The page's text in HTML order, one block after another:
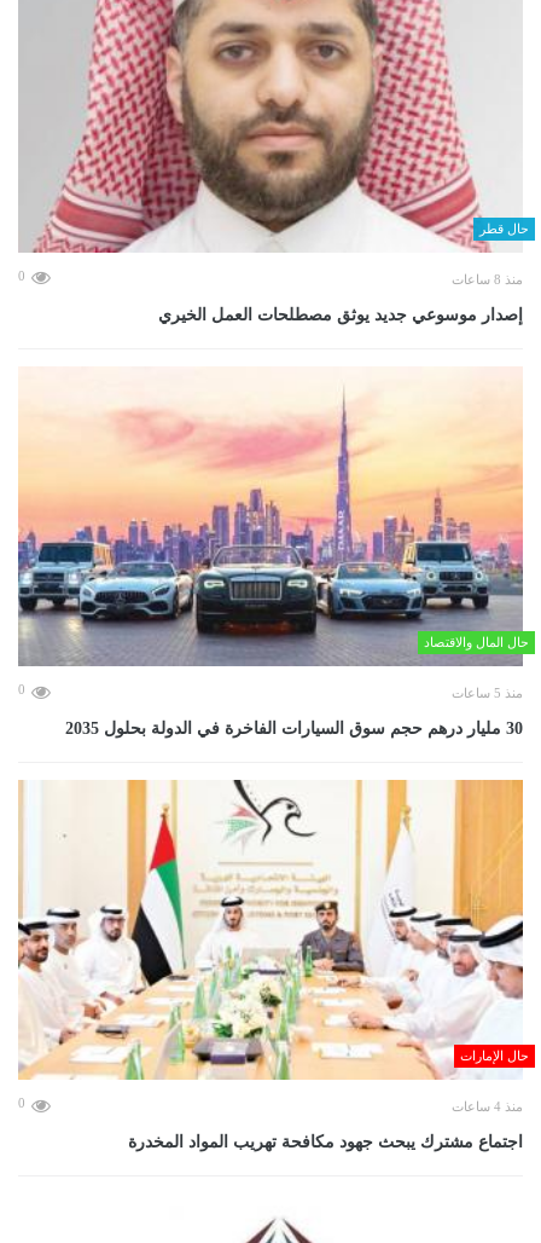
حال قطر
منذ 8 ساعات 0
إصدار موسوعي جديد يوثق مصطلحات العمل الخيري
حال المال والاقتصاد
منذ 5 ساعات 0
30 مليار درهم حجم سوق السيارات الفاخرة في الدولة بحلول 2035
حال الإمارات
منذ 4 ساعات 0
اجتماع مشترك يبحث جهود مكافحة تهريب المواد المخدرة